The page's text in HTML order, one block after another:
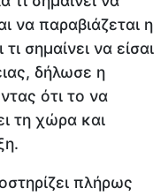
να παραβιάζεται η
σημαίνει να είσαι
δήλωσε η
ότι το να
τη χώρα και
πλήρως